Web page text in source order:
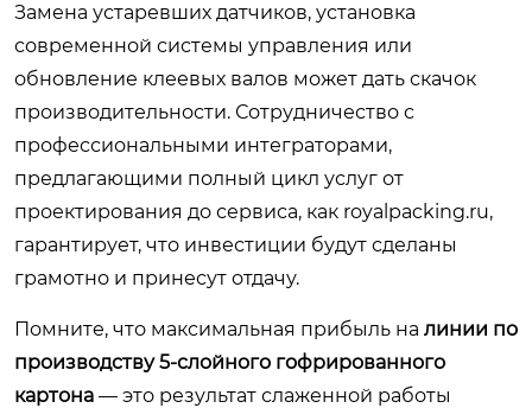
Замена устаревших датчиков, установка
современной системы управления или
обновление клеевых валов может дать скачок
производительности. Сотрудничество с
профессиональными интеграторами,
предлагающими полный цикл услуг от
проектирования до сервиса, как royalpacking.ru,
гарантирует, что инвестиции будут сделаны
грамотно и принесут отдачу.
Помните, что максимальная прибыль на линии по
производству 5-слойного гофрированного
картона — это результат слаженной работы